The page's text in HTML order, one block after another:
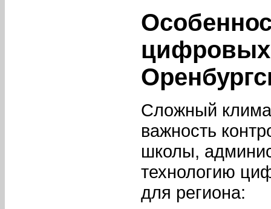
цифровых
Сложный
важность
школы,
технологию
для региона: